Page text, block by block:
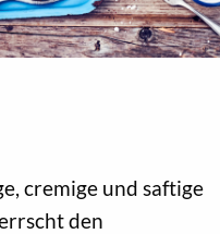
cremige und saftige
den